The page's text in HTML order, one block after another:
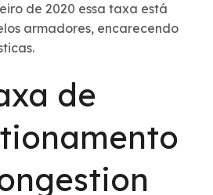
de 2020 essa taxa está
armadores, encarecendo
de